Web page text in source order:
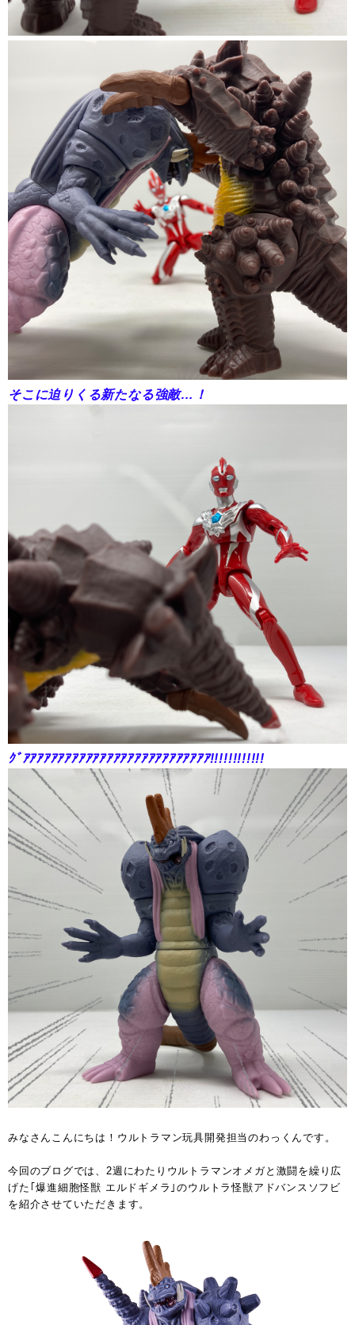
そこに迫りくる新たなる強敵…！
ｸﾞｱｱｱｱｱｱｱｱｱｱｱｱｱｱｱｱｱｱｱｱｱｱｱｱｱｱｱ!!!!!!!!!!!!
みなさんこんにちは！ウルトラマン玩具開発担当のわっくんです。
今回のブログでは、2週にわたりウルトラマンオメガと激闘を繰り広
げた｢爆進細胞怪獣 エルドギメラ｣のウルトラ怪獣アドバンスソフビ
を紹介させていただきます。